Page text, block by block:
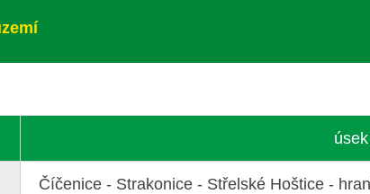
Číčenice - Strakonice - Střelské Hoštice -